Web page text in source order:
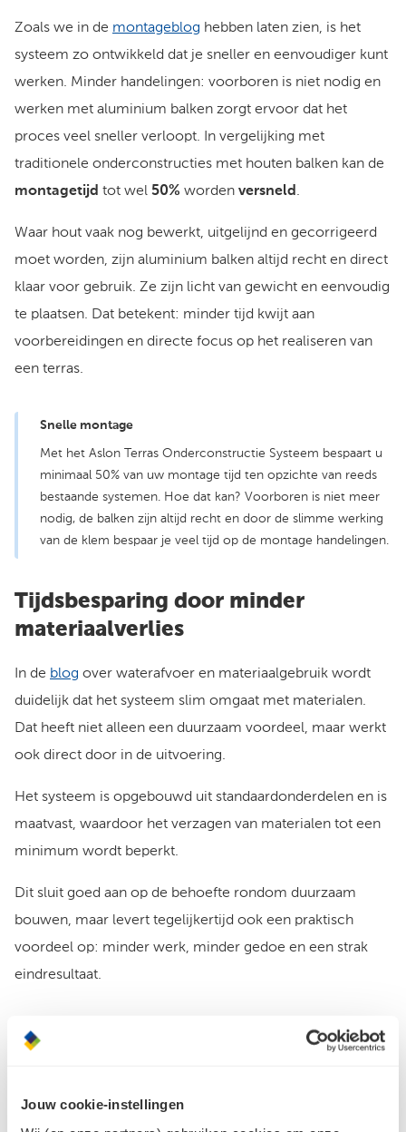
Jouw cookie-instellingen
Zoals we in de montageblog hebben laten zien, is het
systeem zo ontwikkeld dat je sneller en eenvoudiger kunt
werken. Minder handelingen: voorboren is niet nodig en
werken met aluminium balken zorgt ervoor dat het
proces veel sneller verloopt. In vergelijking met
traditionele onderconstructies met houten balken kan de
montagetijd tot wel 50% worden versneld .
Waar hout vaak nog bewerkt, uitgelijnd en gecorrigeerd
moet worden, zijn aluminium balken altijd recht en direct
klaar voor gebruik. Ze zijn licht van gewicht en eenvoudig
te plaatsen. Dat betekent: minder tijd kwijt aan
voorbereidingen en directe focus op het realiseren van
een terras.Pas je cookies aan om deze content te bekijken.
Snelle montage
Met het Aslon Terras Onderconstructie Systeem bespaart u
minimaal 50% van uw montage tijd ten opzichte van reeds
bestaande systemen. Hoe dat kan? Voorboren is niet meer
nodig, de balken zijn altijd recht en door de slimme werking
van de klem bespaar je veel tijd op de montage handelingen.
Tijdsbesparing door minder
materiaalverlies
In de blog over waterafvoer en materiaalgebruik wordt
duidelijk dat het systeem slim omgaat met materialen.
Dat heeft niet alleen een duurzaam voordeel, maar werkt
ook direct door in de uitvoering.
Het systeem is opgebouwd uit standaardonderdelen en is
maatvast, waardoor het verzagen van materialen tot een
minimum wordt beperkt.
Dit sluit goed aan op de behoefte rondom duurzaam
bouwen, maar levert tegelijkertijd ook een praktisch
voordeel op: minder werk, minder gedoe en een strak
eindresultaat.